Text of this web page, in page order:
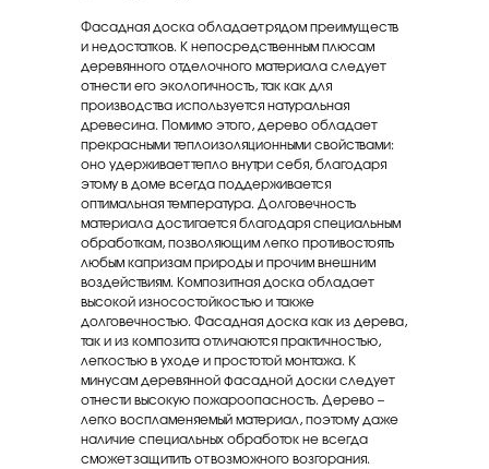
Фасадная доска обладает рядом преимуществ
и недостатков. К непосредственным плюсам
деревянного отделочного материала следует
отнести его экологичность, так как для
производства используется натуральная
древесина. Помимо этого, дерево обладает
прекрасными теплоизоляционными свойствами:
оно удерживает тепло внутри себя, благодаря
этому в доме всегда поддерживается
оптимальная температура. Долговечность
материала достигается благодаря специальным
обработкам, позволяющим легко противостоять
любым капризам природы и прочим внешним
воздействиям. Композитная доска обладает
высокой износостойкостью и также
долговечностью. Фасадная доска как из дерева,
так и из композита отличаются практичностью,
легкостью в уходе и простотой монтажа. К
минусам деревянной фасадной доски следует
отнести высокую пожароопасность. Дерево –
легко воспламеняемый материал, поэтому даже
наличие специальных обработок не всегда
сможет защитить от возможного возгорания.